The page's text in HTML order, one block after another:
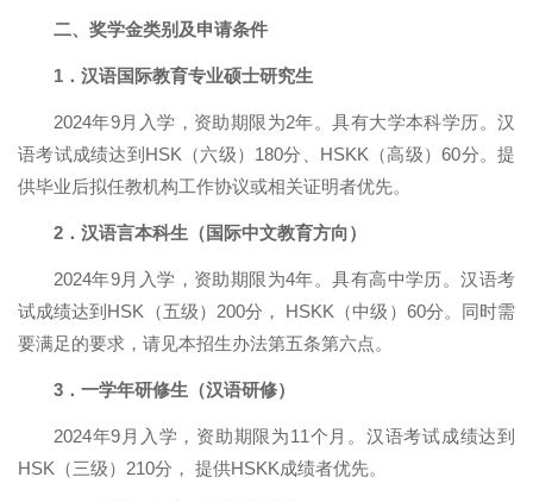
二、奖学金类别及申请条件
1 ．汉语国际教育专业硕士研究生
2024年9月入学，资助期限为2年。具有大学本科学历。汉
语考试成绩达到 HSK （六级） 180分、 HSKK （高级）60分。提
供毕业后拟任教机构工作协议或相关证明者优先。
2 ．汉语言本科生（国际中文教育方向）
2024年9月入学，资助期限为4年。具有高中学历。汉语考
试成绩达到 HSK （五级） 200分， HSKK （中级） 60分。同时需
要满足的要求，请见本招生办法第五条第六点。
3 ．一学年研修生（汉语研修）
2024年9 月入学，资助期限为11个月。汉语考试成绩达到
HSK （三级） 210分， 提供HSKK成绩者优先。